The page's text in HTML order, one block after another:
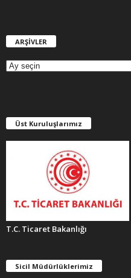
ARŞİVLER
E
R
Üst Kuruluşlarımız
T.C. Ticaret Bakanlığı
Sicil Müdürlüklerimiz